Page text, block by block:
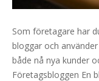
Som företagare har
bloggar och
både nå nya kunder
Företagsbloggen En